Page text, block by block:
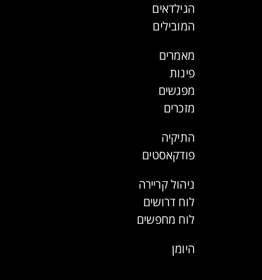
הגילדאים
המובילים
מאמרים
פינות
מפגשים
מזכרים
התיקיה
פודקאסטים
ניהול קריירה
לוח דרושים
לוח מחפשים
היומן